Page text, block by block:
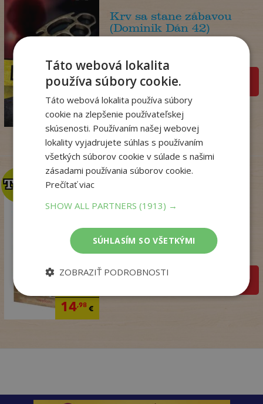
14,18€
Krv sa stane zábavou
(Dominik Dán 42)
pridať do košíka
14,98€
TOP
TOP
Talianske tajomstvo
lásky
Winterová Lea
Na sklade
Táto webová lokalita
používa súbory cookie.
Táto webová lokalita používa súbory
cookie na zlepšenie používateľskej
skúsenosti. Používaním našej webovej
lokality vyjadrujete súhlas s používaním
všetkých súborov cookie v súlade s našimi
zásadami používania súborov cookie.
Prečítať viac
SHOW ALL PARTNERS(1913) →
SÚHLASÍM SO VŠETKÝMI
ZOBRAZIŤ PODROBNOSTI